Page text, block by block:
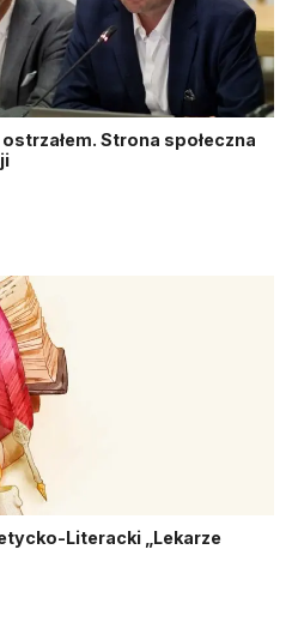
Strona społeczna
Literacki „Lekarze